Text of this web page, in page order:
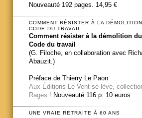
Nouveauté 192 pages. 14,95 €
COMMENT RÉSISTER À LA
CODE DU TRAVAIL
Comment résister à la démolition du
Code du travail
(G. Filoche, en collaboration avec
Abauzit.)
Préface de Thierry Le Paon
Aux Éditions Le Vent se lève,
Rages ! Nouveauté 116 p. 10 euros
UNE VRAIE RETRAITE À 60 ANS